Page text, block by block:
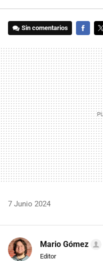
Sin comentarios
7 Junio 2024
Mario Gómez
Editor